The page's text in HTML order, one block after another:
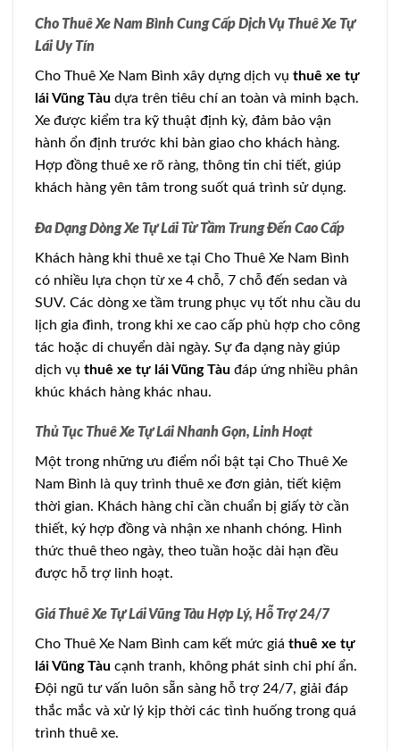
Cho Thuê Xe Nam Bình Cung Cấp Dịch Vụ Thuê Xe Tự
Lái Uy Tín
Cho Thuê Xe Nam Bình xây dựng dịch vụ thuê xe tự
lái Vũng Tàu dựa trên tiêu chí an toàn và minh bạch.
Xe được kiểm tra kỹ thuật định kỳ, đảm bảo vận
hành ổn định trước khi bàn giao cho khách hàng.
Hợp đồng thuê xe rõ ràng, thông tin chi tiết, giúp
khách hàng yên tâm trong suốt quá trình sử dụng.
Đa Dạng Dòng Xe Tự Lái Từ Tầm Trung Đến Cao Cấp
Khách hàng khi thuê xe tại Cho Thuê Xe Nam Bình
có nhiều lựa chọn từ xe 4 chỗ, 7 chỗ đến sedan và
SUV. Các dòng xe tầm trung phục vụ tốt nhu cầu du
lịch gia đình, trong khi xe cao cấp phù hợp cho công
tác hoặc di chuyển dài ngày. Sự đa dạng này giúp
dịch vụ thuê xe tự lái Vũng Tàu đáp ứng nhiều phân
khúc khách hàng khác nhau.
Thủ Tục Thuê Xe Tự Lái Nhanh Gọn, Linh Hoạt
Một trong những ưu điểm nổi bật tại Cho Thuê Xe
Nam Bình là quy trình thuê xe đơn giản, tiết kiệm
thời gian. Khách hàng chỉ cần chuẩn bị giấy tờ cần
thiết, ký hợp đồng và nhận xe nhanh chóng. Hình
thức thuê theo ngày, theo tuần hoặc dài hạn đều
được hỗ trợ linh hoạt.
Giá Thuê Xe Tự Lái Vũng Tàu Hợp Lý, Hỗ Trợ 24/7
Cho Thuê Xe Nam Bình cam kết mức giá thuê xe tự
lái Vũng Tàu cạnh tranh, không phát sinh chi phí ẩn.
Đội ngũ tư vấn luôn sẵn sàng hỗ trợ 24/7, giải đáp
thắc mắc và xử lý kịp thời các tình huống trong quá
trình thuê xe.